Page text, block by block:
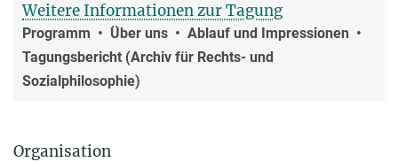
Weitere Informationen zur Tagung
Programm • Über uns • Ablauf und Impressionen •
Tagungsbericht (Archiv für Rechts- und
Sozialphilosophie)
Organisation